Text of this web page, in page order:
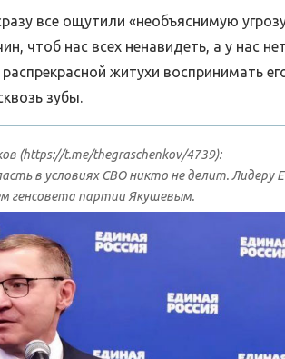
все ощутили «необъяснимую
чтоб нас всех ненавидеть, а у нас
житухи воспринимать
зубы.
(https://t.me/thegraschenkov/4739):
в условиях СВО никто не делит. Лидеру
генсовета партии Якушевым.